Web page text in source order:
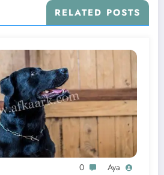
RELATED POSTS
Aya
0